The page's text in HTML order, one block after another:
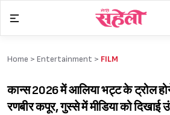
content
Home > Entertainment > FILM
कान्स 2026 में आलिया भट्ट के ट्रोल
रणबीर कपूर, गुस्से में मीडिया को दिखाई